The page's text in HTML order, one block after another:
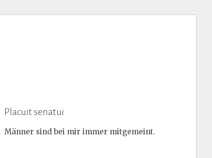
Placuit senatui
Männer sind bei mir immer mitgemeint.